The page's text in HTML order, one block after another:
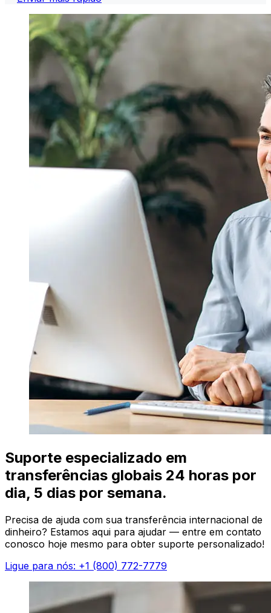
Suporte especializado em
transferências globais 24 horas por
dia, 5 dias por semana.
Precisa de ajuda com sua transferência internacional de
dinheiro? Estamos aqui para ajudar — entre em contato
conosco hoje mesmo para obter suporte personalizado!
Ligue para nós: +1 (800) 772-7779